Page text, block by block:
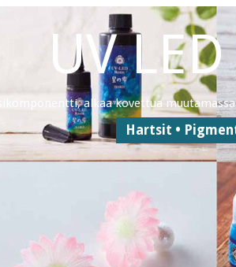
hopean ja muiden metallien
taito ja valikoimistamme löydät